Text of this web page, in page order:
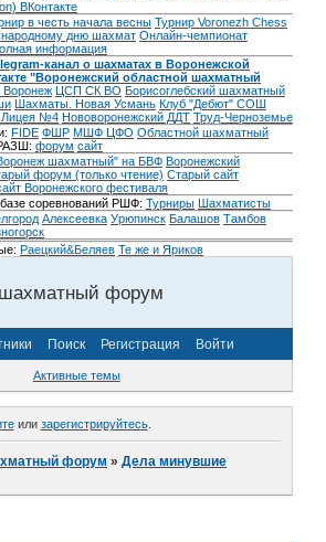
ВКонтакте
в честь начала весны Турнир Voronezh Chess
дню шахмат Онлайн-чемпионат
информация
канал о шахматах в Воронежской
"Воронежский областной шахматный
ЦСП СК ВО Борисоглебский шахматный
Шахматы. Новая Усмань Клуб "Дебют" СОШ
Лицея №4 Нововоронежский ДДТ Труд-Черноземье
FIDE ФШР МШФ ЦФО Областной шахматный
форум сайт
шахматный" на БВФ Воронежский
форум (только чтение) Старый сайт
Воронежского фестиваля
соревнований РШФ: Турниры Шахматисты
Алексеевка Урюпинск Балашов Тамбов
Раецкий&Беляев Те же и Яриков
форум
Поиск Регистрация Войти
Активные темы
или зарегистрируйтесь.
форум »Дела минувшие